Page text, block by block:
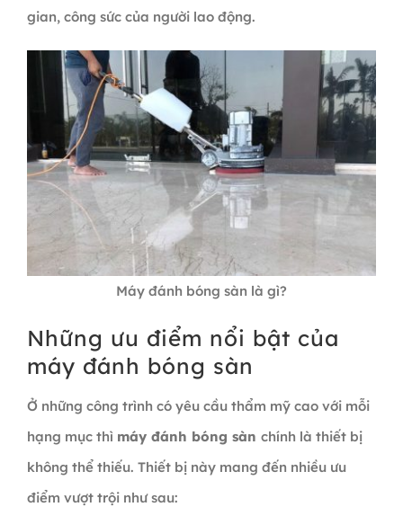
gian, công sức của người lao động.
Máy đánh bóng sàn là gì?
Những ưu điểm nổi bật của
máy đánh bóng sàn
Ở những công trình có yêu cầu thẩm mỹ cao với mỗi
hạng mục thì máy đánh bóng sàn chính là thiết bị
không thể thiếu. Thiết bị này mang đến nhiều ưu
điểm vượt trội như sau: